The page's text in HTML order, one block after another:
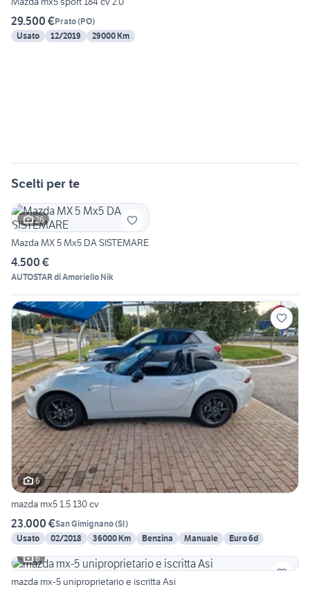
29.500 €Prato(PO)
Usato
12/2019 29000 Km
Scelti per te
26
Mazda MX 5 Mx5 DA SISTEMARE
4.500 €
AUTOSTAR di Amoriello Nik
6
mazda mx5 1.5 130 cv
23.000 €San Gimignano(SI)
Usato
02/2018 36000 Km Benzina Manuale
Euro 6d
6
mazda mx-5 uniproprietario e iscritta Asi